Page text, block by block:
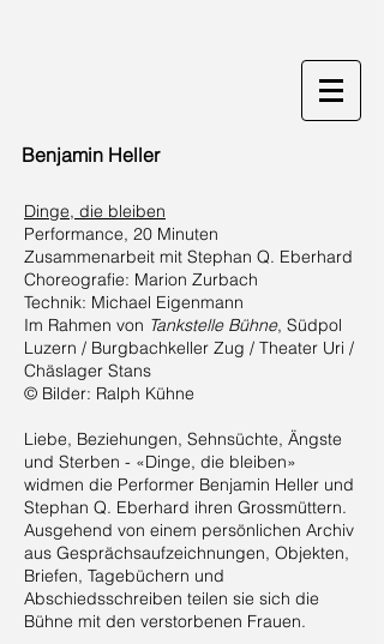
Benjamin Heller
Dinge, die bleiben
Performance, 20 Minuten
Zusammenarbeit mit Stephan Q. Eberhard
Choreografie: Marion Zurbach
Technik: Michael Eigenmann
Im Rahmen von Tankstelle Bühne, Südpol
Luzern / Burgbachkeller Zug / Theater Uri /
Chäslager Stans
© Bilder: Ralph Kühne
Liebe, Beziehungen, Sehnsüchte, Ängste
und Sterben - «Dinge, die bleiben»
widmen die Performer Benjamin Heller und
Stephan Q. Eberhard ihren Grossmüttern.
Ausgehend von einem persönlichen Archiv
aus Gesprächsaufzeichnungen, Objekten,
Briefen, Tagebüchern und
Abschiedsschreiben teilen sie sich die
Bühne mit den verstorbenen Frauen.